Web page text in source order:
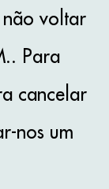
não voltar
Para
cancelar
nos um